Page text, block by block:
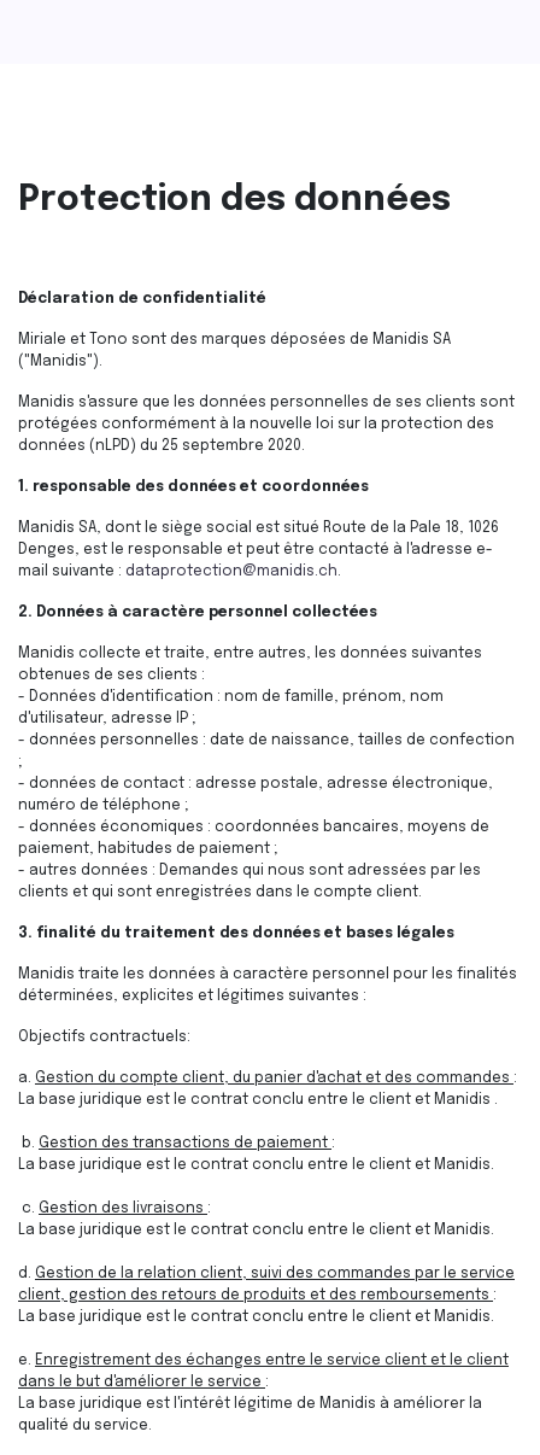
Protection des données
Déclaration de confidentialité
Miriale et Tono sont des marques déposées de Manidis SA
("Manidis").
Manidis s'assure que les données personnelles de ses clients sont
protégées conformément à la nouvelle loi sur la protection des
données (nLPD) du 25 septembre 2020.
1. responsable des données et coordonnées
Manidis SA, dont le siège social est situé Route de la Pale 18, 1026
Denges, est le responsable et peut être contacté à l'adresse e-
mail suivante : dataprotection@manidis.ch.
2. Données à caractère personnel collectées
Manidis collecte et traite, entre autres, les données suivantes
obtenues de ses clients :
- Données d'identification : nom de famille, prénom, nom
d'utilisateur, adresse IP ;
- données personnelles : date de naissance, tailles de confection
;
- données de contact : adresse postale, adresse électronique,
numéro de téléphone ;
- données économiques : coordonnées bancaires, moyens de
paiement, habitudes de paiement ;
- autres données : Demandes qui nous sont adressées par les
clients et qui sont enregistrées dans le compte client.
3. finalité du traitement des données et bases légales
Manidis traite les données à caractère personnel pour les finalités
déterminées, explicites et légitimes suivantes :
Objectifs contractuels:
a. Gestion du compte client, du panier d'achat et des commandes :
La base juridique est le contrat conclu entre le client et Manidis .
b. Gestion des transactions de paiement :
La base juridique est le contrat conclu entre le client et Manidis.
c. Gestion des livraisons :
La base juridique est le contrat conclu entre le client et Manidis.
d. Gestion de la relation client, suivi des commandes par le service
client, gestion des retours de produits et des remboursements :
La base juridique est le contrat conclu entre le client et Manidis.
e. Enregistrement des échanges entre le service client et le client
dans le but d'améliorer le service :
La base juridique est l'intérêt légitime de Manidis à améliorer la
qualité du service.